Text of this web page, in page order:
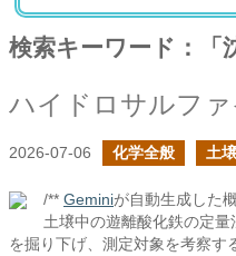
検索キーワード：「
2026-07-06 化学全般 土
/** Geminiが自動生成した
土壌中の遊離酸化鉄の定
を掘り下げ、測定対象を考察す